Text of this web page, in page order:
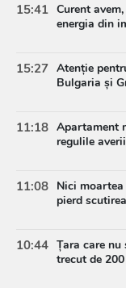
15:41 Curent
energia din
15:27 Atenție
Bulgaria și
11:18 Apartament
regulile averii
11:08 Nici
pierd
10:44 Țara care nu
trecut de